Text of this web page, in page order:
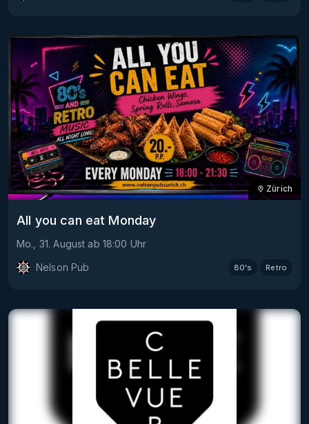
Zürich
All you can eat Monday
Mo., 31. August ab 18:00 Uhr
Nelson Pub
80's Retro